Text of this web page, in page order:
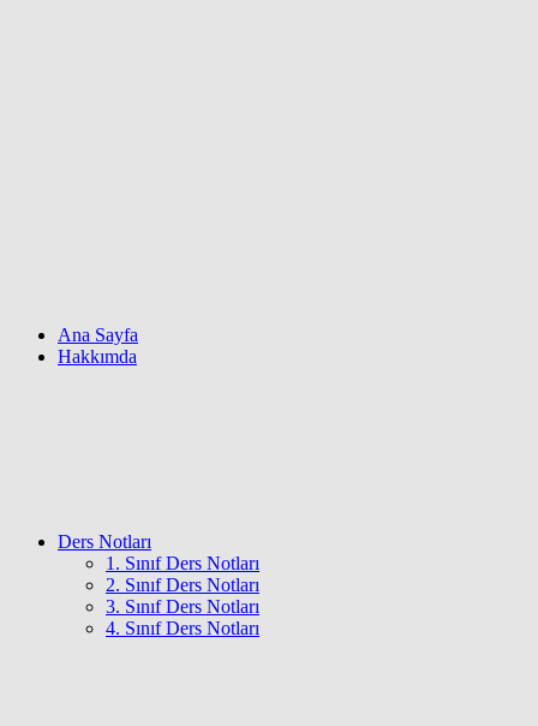
Ana Sayfa
Hakkımda
Ders Notları
1. Sınıf Ders Notları
2. Sınıf Ders Notları
3. Sınıf Ders Notları
4. Sınıf Ders Notları